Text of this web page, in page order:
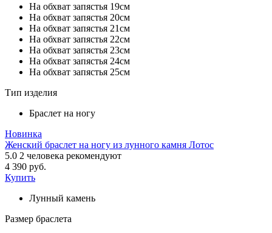
На обхват запястья 19см
На обхват запястья 20см
На обхват запястья 21см
На обхват запястья 22см
На обхват запястья 23см
На обхват запястья 24см
На обхват запястья 25см
Тип изделия
Браслет на ногу
Новинка
Женский браслет на ногу из лунного камня Лотос
5.0 2 человека рекомендуют
4 390 руб.
Купить
Лунный камень
Размер браслета